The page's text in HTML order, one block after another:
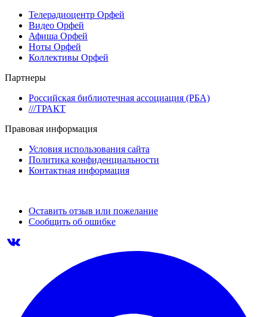
Телерадиоцентр Орфей
Видео Орфей
Афиша Орфей
Ноты Орфей
Коллективы Орфей
Партнеры
Российская библиотечная ассоциация (РБА)
///ТРАКТ
Правовая информация
Условия использования сайта
Политика конфиденциальности
Контактная информация
Оставить отзыв или пожелание
Сообщить об ошибке